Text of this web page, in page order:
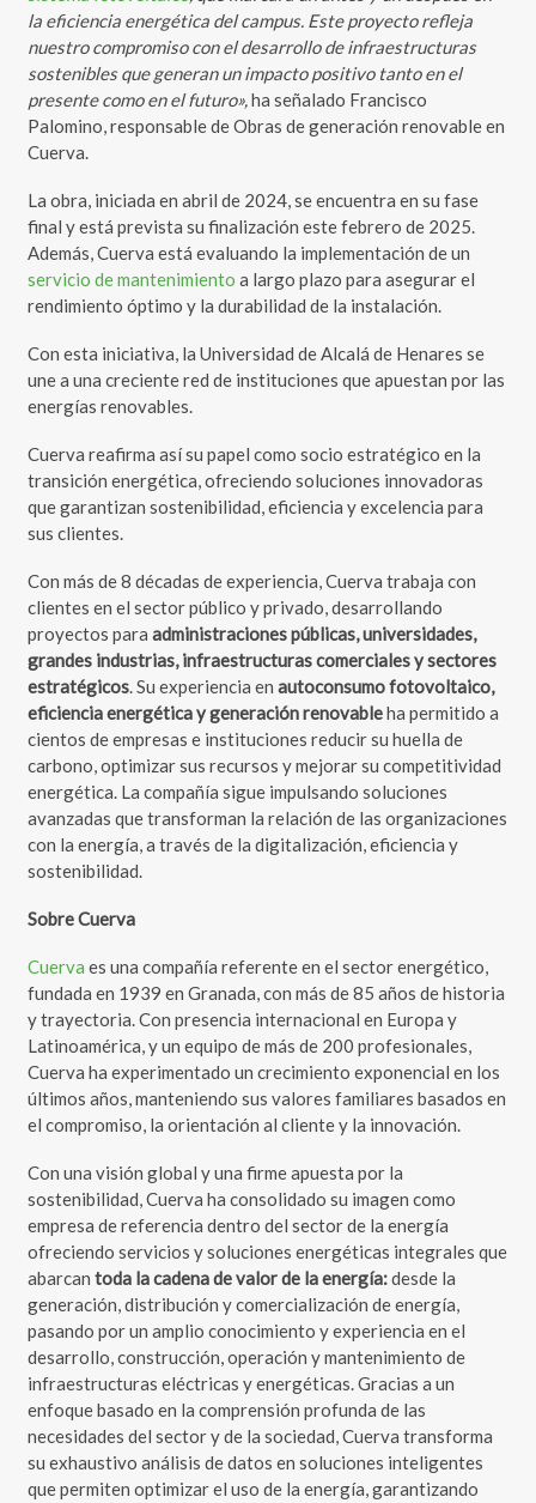
la eficiencia energética del campus. Este proyecto refleja
nuestro compromiso con el desarrollo de infraestructuras
sostenibles que generan un impacto positivo tanto en el
presente como en el futuro»,ha señalado Francisco
Palomino, responsable de Obras de generación renovable en
Cuerva.
La obra, iniciada en abril de 2024, se encuentra en su fase
final y está prevista su finalización este febrero de 2025.
Además, Cuerva está evaluando la implementación de un
servicio de mantenimiento a largo plazo para asegurar el
rendimiento óptimo y la durabilidad de la instalación.
Con esta iniciativa, la Universidad de Alcalá de Henares se
une a una creciente red de instituciones que apuestan por las
energías renovables.
Cuerva reafirma así su papel como socio estratégico en la
transición energética, ofreciendo soluciones innovadoras
que garantizan sostenibilidad, eficiencia y excelencia para
sus clientes.
Con más de 8 décadas de experiencia, Cuerva trabaja con
clientes en el sector público y privado, desarrollando
proyectos para administraciones públicas, universidades,
grandes industrias, infraestructuras comerciales y sectores
estratégicos. Su experiencia en autoconsumo fotovoltaico,
eficiencia energética y generación renovableha permitido a
cientos de empresas e instituciones reducir su huella de
carbono, optimizar sus recursos y mejorar su competitividad
energética. La compañía sigue impulsando soluciones
avanzadas que transforman la relación de las organizaciones
con la energía, a través de la digitalización, eficiencia y
sostenibilidad.
Sobre Cuerva
Cuerva es una compañía referente en el sector energético,
fundada en 1939 en Granada, con más de 85 años de historia
y trayectoria. Con presencia internacional en Europa y
Latinoamérica, y un equipo de más de 200 profesionales,
Cuerva ha experimentado un crecimiento exponencial en los
últimos años, manteniendo sus valores familiares basados en
el compromiso, la orientación al cliente y la innovación.
Con una visión global y una firme apuesta por la
sostenibilidad, Cuerva ha consolidado su imagen como
empresa de referencia dentro del sector de la energía
ofreciendo servicios y soluciones energéticas integrales que
abarcan toda la cadena de valor de la energía:desde la
generación, distribución y comercialización de energía,
pasando por un amplio conocimiento y experiencia en el
desarrollo, construcción, operación y mantenimiento de
infraestructuras eléctricas y energéticas. Gracias a un
enfoque basado en la comprensión profunda de las
necesidades del sector y de la sociedad, Cuerva transforma
su exhaustivo análisis de datos en soluciones inteligentes
que permiten optimizar el uso de la energía, garantizando